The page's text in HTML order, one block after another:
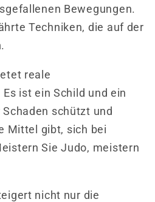
Bewegungen.
Techniken, die auf der
reale
Es ist ein Schild und ein
schützt und
Mittel gibt, sich bei
Sie Judo, meistern
nicht nur die